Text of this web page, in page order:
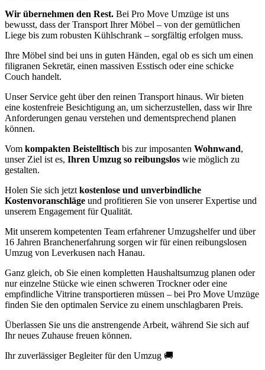
Wir übernehmen den Rest. Bei Pro Move Umzüge ist uns
bewusst, dass der Transport Ihrer Möbel – von der gemütlichen
Liege bis zum robusten Kühlschrank – sorgfältig erfolgen muss.
Ihre Möbel sind bei uns in guten Händen, egal ob es sich um einen
filigranen Sekretär, einen massiven Esstisch oder eine schicke
Couch handelt.
Unser Service geht über den reinen Transport hinaus. Wir bieten
eine kostenfreie Besichtigung an, um sicherzustellen, dass wir Ihre
Anforderungen genau verstehen und dementsprechend planen
können.
Vom kompakten Beistelltisch bis zur imposanten Wohnwand,
unser Ziel ist es, Ihren Umzug so reibungslos wie möglich zu
gestalten.
Holen Sie sich jetzt kostenlose und unverbindliche
Kostenvoranschläge und profitieren Sie von unserer Expertise und
unserem Engagement für Qualität.
Mit unserem kompetenten Team erfahrener Umzugshelfer und über
16 Jahren Branchenerfahrung sorgen wir für einen reibungslosen
Umzug von Leverkusen nach Hanau.
Ganz gleich, ob Sie einen kompletten Haushaltsumzug planen oder
nur einzelne Stücke wie einen schweren Trockner oder eine
empfindliche Vitrine transportieren müssen – bei Pro Move Umzüge
finden Sie den optimalen Service zu einem unschlagbaren Preis.
Überlassen Sie uns die anstrengende Arbeit, während Sie sich auf
Ihr neues Zuhause freuen können.
Ihr zuverlässiger Begleiter für den Umzug 🚚